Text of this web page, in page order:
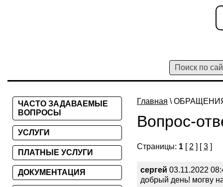
Главная \
Вопрос-
Страницы: 1 [ 2 ] [3 ]
сергей 03.11.2022
добрый день! могву
ЧАСТО ЗАДАВАЕМЫЕ
ВОПРОСЫ
УСЛУГИ
ПЛАТНЫЕ УСЛУГИ
ДОКУМЕНТАЦИЯ